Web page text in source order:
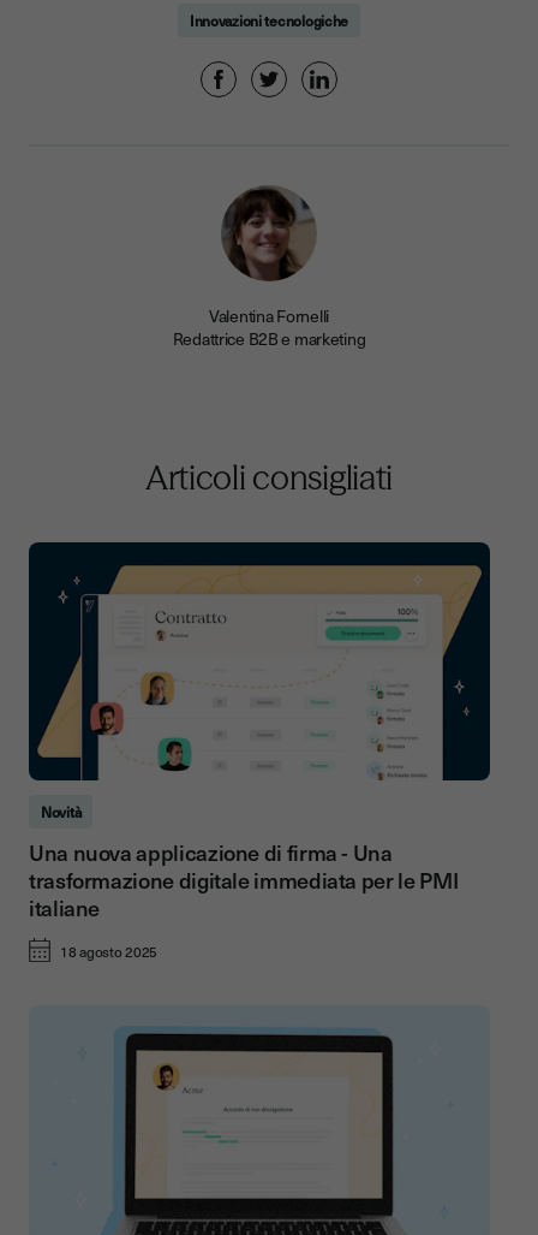
Innovazioni tecnologiche
Valentina Fornelli
Redattrice B2B e marketing
Articoli consigliati
Novità
Una nuova applicazione di firma - Una
trasformazione digitale immediata per le PMI
italiane
18 agosto 2025